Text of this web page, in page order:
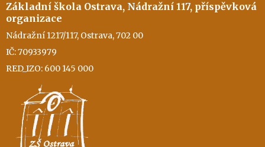
Základní škola Ostrava, Nádražní 117, příspěvková
organizace
Nádražní 1217/117, Ostrava, 702 00
IČ: 70933979
RED_IZO: 600 145 000